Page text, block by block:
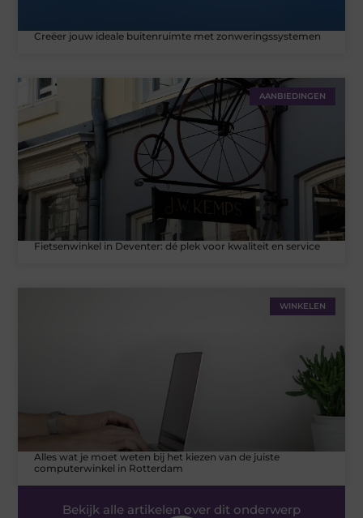
Creëer jouw ideale buitenruimte met zonweringssystemen
AANBIEDINGEN
Fietsenwinkel in Deventer: dé plek voor kwaliteit en service
WINKELEN
Alles wat je moet weten bij het kiezen van de juiste
computerwinkel in Rotterdam
Bekijk alle artikelen over dit onderwerp